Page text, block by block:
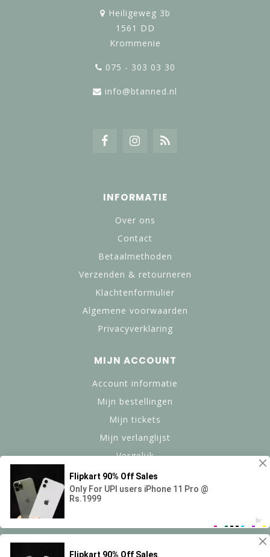
Heiligeweg 3b
1561 DD
Krommenie
075 - 303 03 30
info@btanned.nl
INFORMATIE
Over ons
Contact
Betaalmethoden
Verzenden & retourneren
Klachtenformulier
Algemene voorwaarden
Privacyverklaring
MIJN ACCOUNT
Account informatie
Mijn bestellingen
Mijn tickets
Mijn verlanglijst
Vergelijk
Alle producten